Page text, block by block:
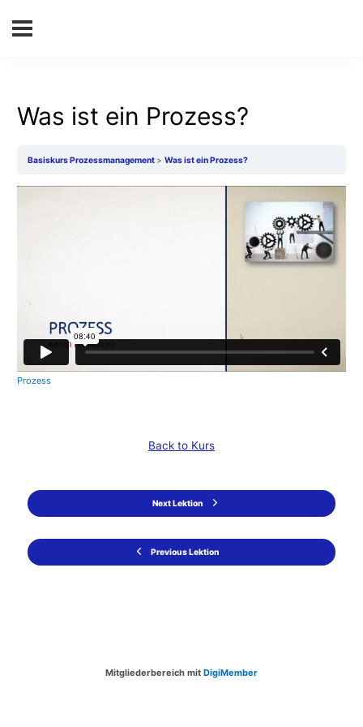
Was ist ein Prozess?
Basiskurs Prozessmanagement Was ist ein Prozess?
Prozess
Previous Lektion
Back to Kurs
Next Lektion
Mitgliederbereich mit DigiMember